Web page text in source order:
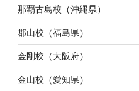
那覇古島校（沖縄県）
郡山校（福島県）
金剛校（大阪府）
金山校（愛知県）